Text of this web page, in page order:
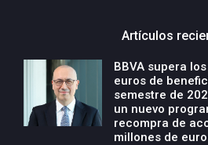
Artículos
BBVA supera
euros de
semestre de
un nuevo
recompra de
millones de